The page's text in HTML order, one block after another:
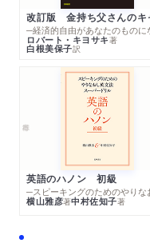
─経済的自由があなたのものに
ロバート・キヨサキ著
白根美保子訳
英語のハノン 初級
横山雅彦著中村佐知子著